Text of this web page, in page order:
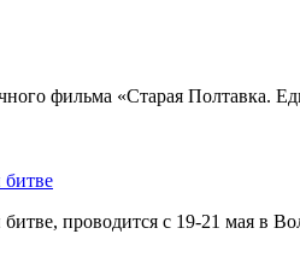
фильма «Старая Полтавка.
проводится с 19-21 мая в